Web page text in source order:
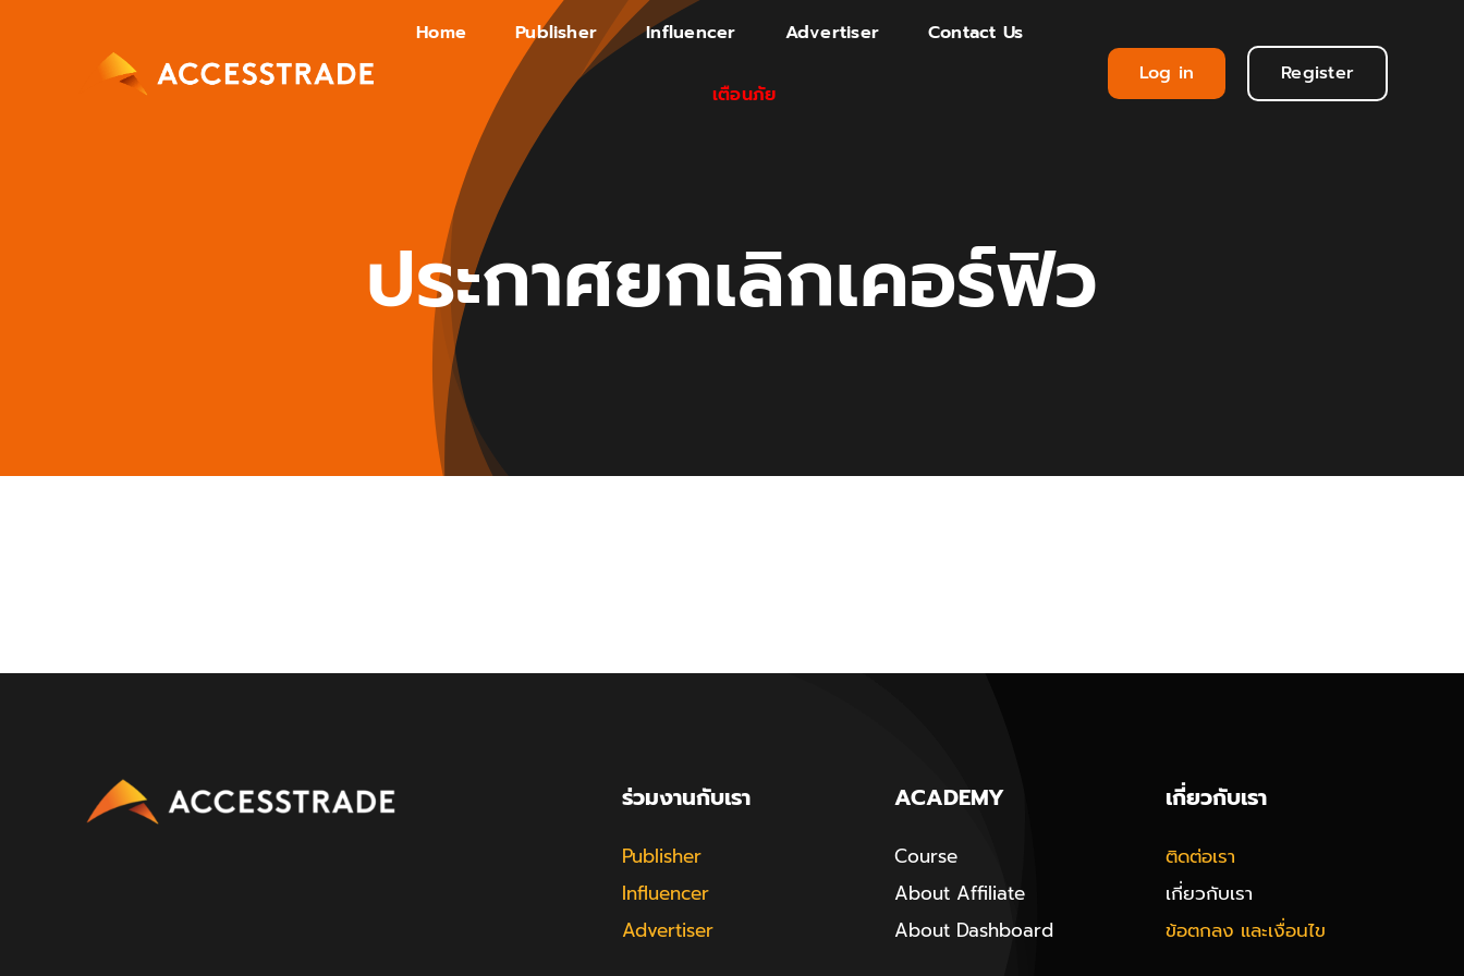
Home Publisher Influencer Advertiser Contact Us
เตือนภัย
Log in Register
ประกาศยกเลิกเคอร์ฟิว
ร่วมงานกับเรา
Publisher
Influencer
Advertiser
ACADEMY
Course
About Affiliate
About Dashboard
เกี่ยวกับเรา
ติดต่อเรา
เกี่ยวกับเรา
ข้อตกลง และเงื่อนไข